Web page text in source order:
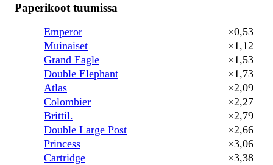
Paperikoot tuumissa
Emperor
×0,53
Muinaiset
×1,12
Grand Eagle
×1,53
Double Elephant
×1,73
Atlas
×2,09
Colombier
×2,27
Brittil.
×2,79
Double Large Post
×2,66
Princess
×3,06
Cartridge
×3,38